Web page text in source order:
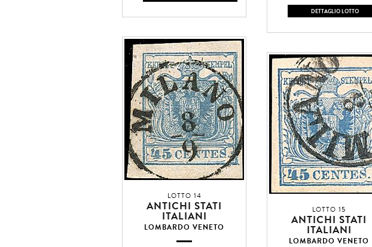
DETTAGLIO LOTTO
LOTTO 14
ANTICHI STATI
ITALIANI
LOMBARDO VENETO
LOTTO 15
ANTICHI STATI
ITALIANI
LOMBARDO VENETO